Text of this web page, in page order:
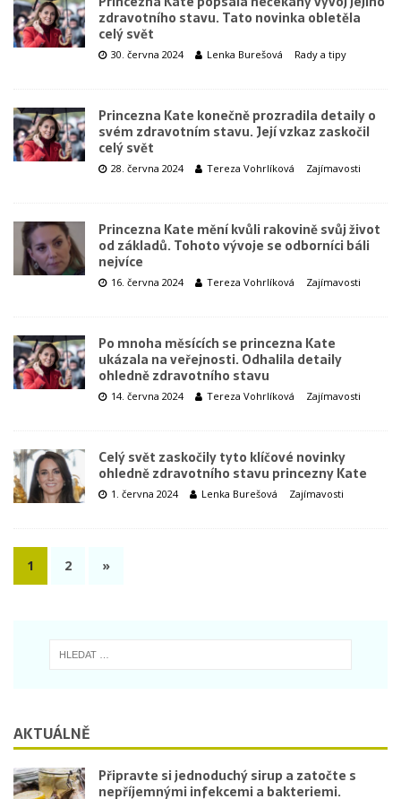
zdravotního stavu. Tato novinka obletěla
celý svět
30. června 2024 Lenka Burešová Rady a tipy
Princezna Kate konečně prozradila detaily o
svém zdravotním stavu. Její vzkaz zaskočil
celý svět
28. června 2024 Tereza Vohrlíková Zajímavosti
Princezna Kate mění kvůli rakovině svůj život
od základů. Tohoto vývoje se odborníci báli
nejvíce
16. června 2024 Tereza Vohrlíková Zajímavosti
Po mnoha měsících se princezna Kate
ukázala na veřejnosti. Odhalila detaily
ohledně zdravotního stavu
14. června 2024 Tereza Vohrlíková Zajímavosti
Celý svět zaskočily tyto klíčové novinky
ohledně zdravotního stavu princezny Kate
1. června 2024 Lenka Burešová Zajímavosti
1 2 »
AKTUÁLNĚ
Připravte si jednoduchý sirup a zatočte s
nepříjemnými infekcemi a bakteriemi.